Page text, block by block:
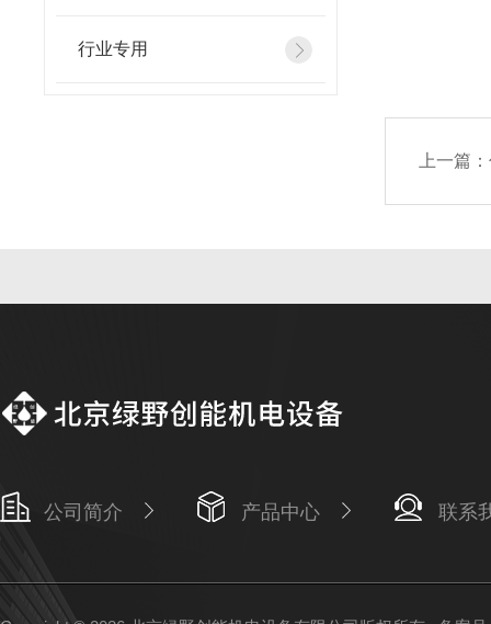
行业专用
上一篇：
公司简介 产品中心 联系